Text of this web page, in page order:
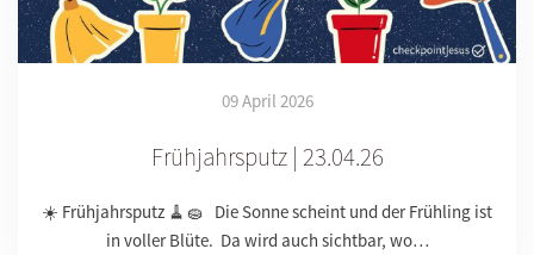
09 April 2026
Frühjahrsputz | 23.04.26
☀️ Frühjahrsputz 🧹🧽 Die Sonne scheint und der Frühling ist
in voller Blüte. Da wird auch sichtbar, wo…